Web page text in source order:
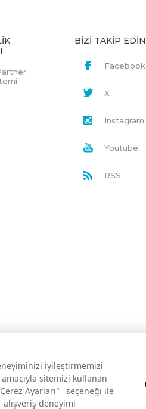
iyileştirmemizi
sitemizi kullanan
Ayarları"
seçeneği ile
alışveriş deneyimi
BİZİ TAKİP EDİN
Facebook
X
Instagram
Youtube
RSS